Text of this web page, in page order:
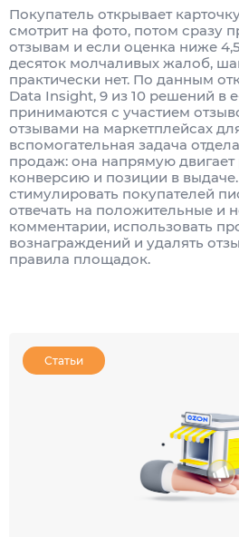
Покупатель открывает
смотрит на фото, потом сразу
отзывам и если оценка ниже
десяток молчаливых жалоб,
практически нет. По данным
Data Insight, 9 из 10 решений в
принимаются с участием
отзывами на маркетплейсах
вспомогательная задача
продаж: она напрямую двигает
конверсию и позиции в
стимулировать покупателей
отвечать на положительные и
комментарии, использовать
вознаграждений и удалять
правила площадок.
Статьи